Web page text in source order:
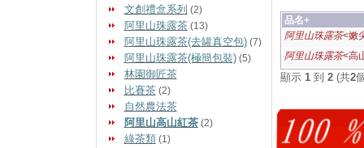
文創禮盒系列 (2)
阿里山珠露茶(13)
阿里山珠露茶(去罐真空包)(7)
阿里山珠露茶(極簡包裝)(5)
林園御匠茶
比賽茶(2)
自然農法茶
阿里山高山紅茶(2)
綠茶類 (1)
品名+
阿里山珠露茶<嫩
阿里山珠露茶<高
顯示 1到 2(共2